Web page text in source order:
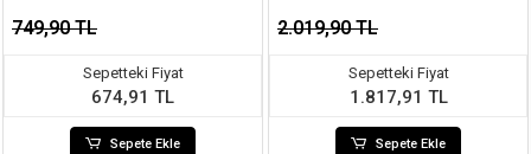
749,90 TL
Sepetteki Fiyat
674,91 TL
Sepete Ekle
2.019,90 TL
Sepetteki Fiyat
1.817,91 TL
Sepete Ekle